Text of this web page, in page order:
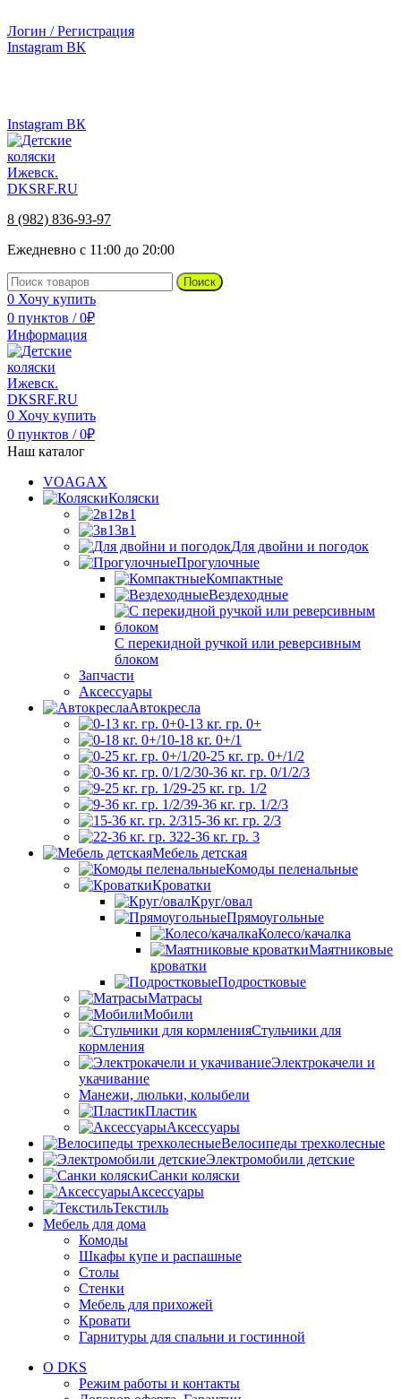
Логин / Регистрация
Instagram ВК
Instagram ВК
8 (982) 836-93-97
Ежедневно с 11:00 до 20:00
Поиск
0 Хочу купить
0 пунктов / 0₽
Информация
0 Хочу купить
0 пунктов / 0₽
Наш каталог
VOAGAX
Коляски
2в1
3в1
Для двойни и погодок
Прогулочные
Компактные
Вездеходные
С перекидной ручкой или реверсивным
блоком
Запчасти
Аксессуары
Автокресла
0-13 кг. гр. 0+
0-18 кг. 0+/1
0-25 кг. гр. 0+/1/2
0-36 кг. гр. 0/1/2/3
9-25 кг. гр. 1/2
9-36 кг. гр. 1/2/3
15-36 кг. гр. 2/3
22-36 кг. гр. 3
Мебель детская
Комоды пеленальные
Кроватки
Круг/овал
Прямоугольные
Колесо/качалка
Маятниковые
кроватки
Подростковые
Матрасы
Мобили
Стульчики для
кормления
Электрокачели и
укачивание
Манежи, люльки, колыбели
Пластик
Аксессуары
Велосипеды трехколесные
Электромобили детские
Санки коляски
Аксессуары
Текстиль
Мебель для дома
Комоды
Шкафы купе и распашные
Столы
Стенки
Мебель для прихожей
Кровати
Гарнитуры для спальни и гостинной
О DKS
Режим работы и контакты